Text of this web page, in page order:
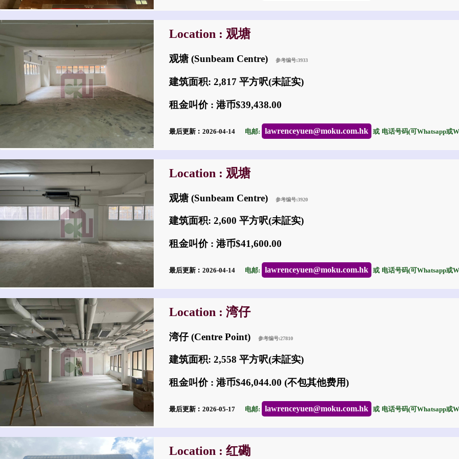
Location : 观塘
观塘 (Sunbeam Centre) 参考编号:3933
建筑面积: 2,817 平方呎(未証实)
租金叫价 : 港币$39,438.00
最后更新︰2026-04-14 电邮: lawrenceyuen@moku.com.hk 或 电话号码(可Whatsapp或
Location : 观塘
观塘 (Sunbeam Centre) 参考编号:3920
建筑面积: 2,600 平方呎(未証实)
租金叫价 : 港币$41,600.00
最后更新︰2026-04-14 电邮: lawrenceyuen@moku.com.hk 或 电话号码(可Whatsapp或
Location : 湾仔
湾仔 (Centre Point) 参考编号:27810
建筑面积: 2,558 平方呎(未証实)
租金叫价 : 港币$46,044.00 (不包其他费用)
最后更新︰2026-05-17 电邮: lawrenceyuen@moku.com.hk 或 电话号码(可Whatsapp或
Location : 红磡